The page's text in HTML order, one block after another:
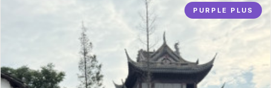
PURPLE PLUS